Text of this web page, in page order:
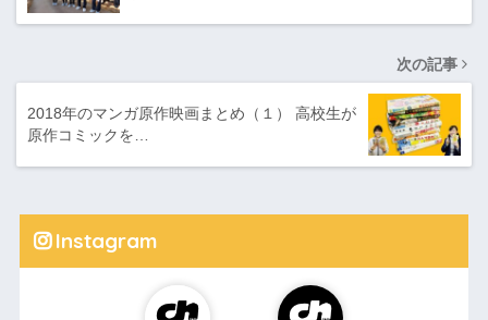
次の記事
2018年のマンガ原作映画まとめ（１） 高校生が
原作コミックを…
Instagram